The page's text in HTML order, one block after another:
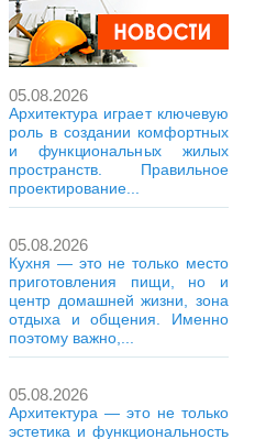
05.08.2026
Архитектура играет ключевую
роль в создании комфортных
и функциональных жилых
пространств. Правильное
проектирование...
05.08.2026
Кухня — это не только место
приготовления пищи, но и
центр домашней жизни, зона
отдыха и общения. Именно
поэтому важно,...
05.08.2026
Архитектура — это не только
эстетика и функциональность